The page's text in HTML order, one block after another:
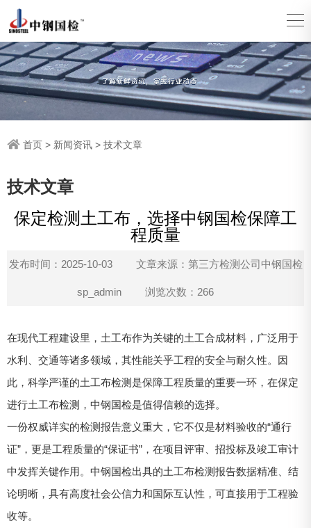
首页 > 新闻资讯 > 技术文章
技术文章
保定检测土工布，选择中钢国检保障工
程质量
发布时间：2025-10-03 文章来源：第三方检测公司中钢国检
sp_admin 浏览次数：266
在现代工程建设里，土工布作为关键的土工合成材料，广泛用于
水利、交通等诸多领域，其性能关乎工程的安全与耐久性。因
此，科学严谨的土工布检测是保障工程质量的重要一环，在保定
进行土工布检测，中钢国检是值得信赖的选择。
一份权威详实的检测报告意义重大，它不仅是材料验收的“通行
证”，更是工程质量的“保证书”，在项目评审、招投标及竣工审计
中发挥关键作用。中钢国检出具的土工布检测报告数据精准、结
论明晰，具有高度社会公信力和国际互认性，可直接用于工程验
收等。